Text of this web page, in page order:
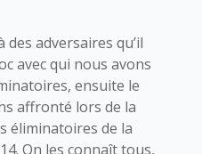
des adversaires qu’il
avec qui nous avons
ensuite le
affronté lors de la
éliminatoires de la
On les connaît tous,